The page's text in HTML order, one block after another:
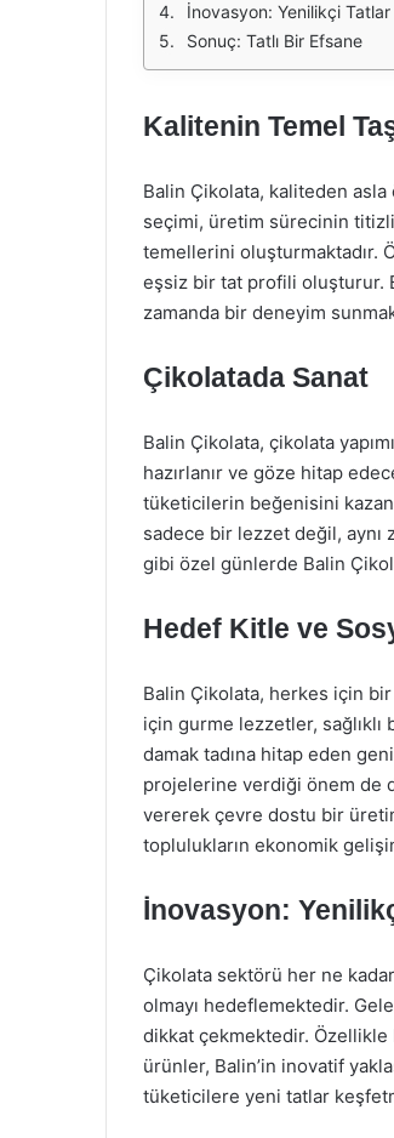
İnovasyon: Yenilikçi Tatlar
Sonuç: Tatlı Bir Efsane
Kalitenin Temel
Balin Çikolata, kaliteden asla
seçimi, üretim sürecinin
temellerini oluşturmaktadır.
eşsiz bir tat profili oluşturur.
zamanda bir deneyim
Çikolatada Sanat
Balin Çikolata, çikolata
hazırlanır ve göze hitap
tüketicilerin beğenisini
sadece bir lezzet değil,
gibi özel günlerde Balin
Hedef Kitle ve
Balin Çikolata, herkes için
için gurme lezzetler,
damak tadına hitap eden
projelerine verdiği önem de
vererek çevre dostu bir
toplulukların ekonomik
İnovasyon:
Çikolata sektörü her ne
olmayı hedeflemektedir.
dikkat çekmektedir. Özellikle
ürünler, Balin’in inovatif
tüketicilere yeni tatlar